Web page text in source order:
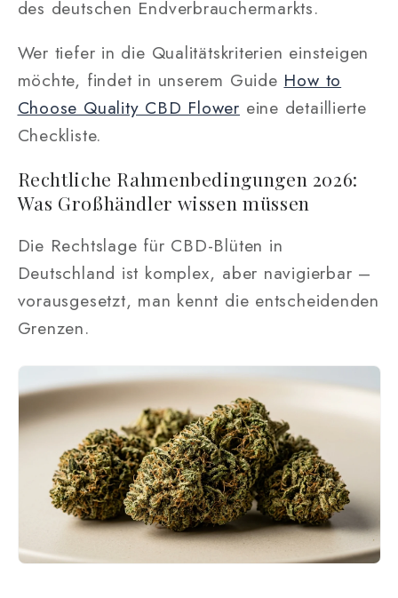
des deutschen Endverbrauchermarkts.
Wer tiefer in die Qualitätskriterien einsteigen
möchte, findet in unserem Guide How to
Choose Quality CBD Flower eine detaillierte
Checkliste.
Rechtliche Rahmenbedingungen 2026:
Was Großhändler wissen müssen
Die Rechtslage für CBD-Blüten in
Deutschland ist komplex, aber navigierbar –
vorausgesetzt, man kennt die entscheidenden
Grenzen.